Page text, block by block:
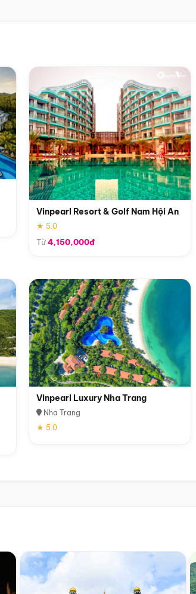
Vinpearl Resort & Golf Nam Hội An
★ 5.0
Từ4,150,000đ
Vinpearl Luxury Nha Trang
Nha Trang
★ 5.0